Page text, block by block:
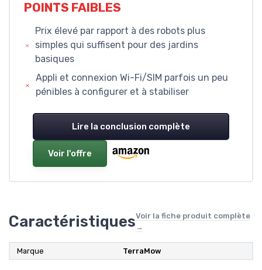
POINTS FAIBLES
Prix élevé par rapport à des robots plus
simples qui suffisent pour des jardins
basiques
Appli et connexion Wi-Fi/SIM parfois un peu
pénibles à configurer et à stabiliser
Lire la conclusion complète
Voir l'offre
CaractéristiquesVoir la fiche produit complète
→
Marque TerraMow